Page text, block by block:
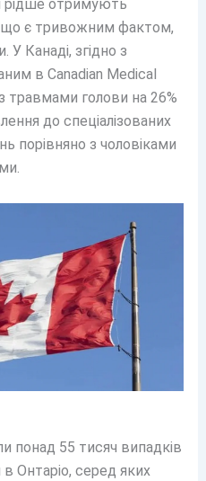
рідше отримують
що є тривожним фактом,
У Канаді, згідно з
в Canadian Medical
травмами голови на 26%
до спеціалізованих
порівняно з чоловіками
понад 55 тисяч випадків
Онтаріо, серед яких